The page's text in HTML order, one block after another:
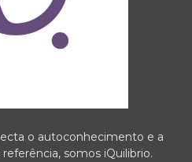
o autoconhecimento e a
somos iQuilibrio.